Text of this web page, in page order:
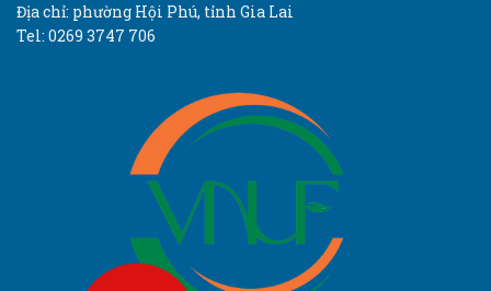
Địa chỉ: phường Hội Phú, tỉnh Gia Lai
Tel: 0269 3747 706